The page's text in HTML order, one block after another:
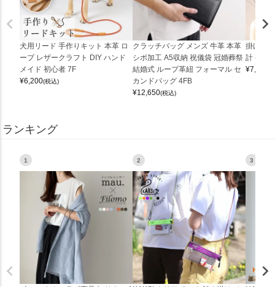
犬用リード 手作りキット 本革 ロ
ープ レザークラフト DIY ハンド
メイド 初心者 7F
¥6,200(税込)
クラッチバッグ メンズ 牛革 本革
シボ加工 A5収納 祝儀袋 冠婚葬祭
結婚式 ループ革紐 フォーマル セ
カンドバッグ 4FB
¥12,650(税込)
掛け時
計
¥7,150
ランキング
1 2 3